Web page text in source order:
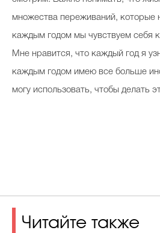
множества переживаний,
каждым годом мы чувствуем себя
Мне нравится, что каждый год я
каждым годом имею все больше
могу использовать, чтобы делать
Читайте также